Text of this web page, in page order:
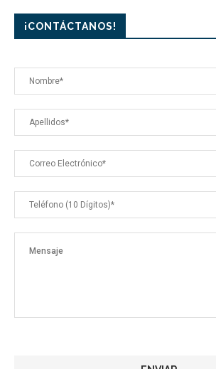
¡CONTÁCTANOS!